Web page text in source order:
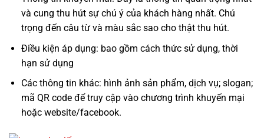
và cung thu hút sự chú ý của khách hàng nhất. Chú
trọng đến câu từ và màu sắc sao cho thật thu hút.
Điều kiện áp dụng: bao gồm cách thức sử dụng, thời
hạn sử dụng
Các thông tin khác: hình ảnh sản phẩm, dịch vụ; slogan;
mã QR code để truy cập vào chương trình khuyến mại
hoặc website/facebook.